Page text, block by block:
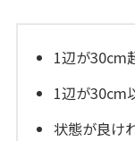
1辺が30cm
1辺が30cm
状態が良け